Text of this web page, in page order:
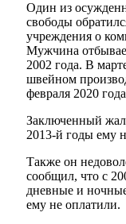
Один из
свободы
учреждения о
Мужчина
2002 года. В
швейном
февраля 2020
Заключенный
2013-й годы ему
Также он
сообщил, что с
дневные и
ему не оплатили.